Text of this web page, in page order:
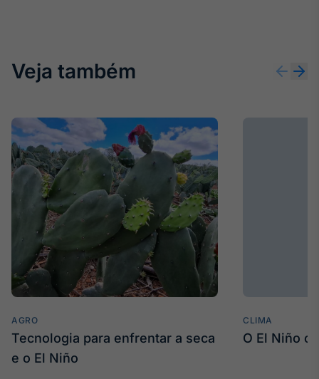
Veja também
AGRO
Tecnologia para enfrentar a seca
e o El Niño
CLIMA
O El Niño